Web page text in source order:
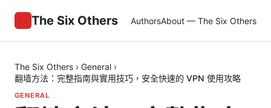
The Six Others AuthorsAbout — The Six Others
The Six Others › General ›
翻墙方法：完整指南與實用技巧，安全快速的 VPN 使用攻略
GENERAL